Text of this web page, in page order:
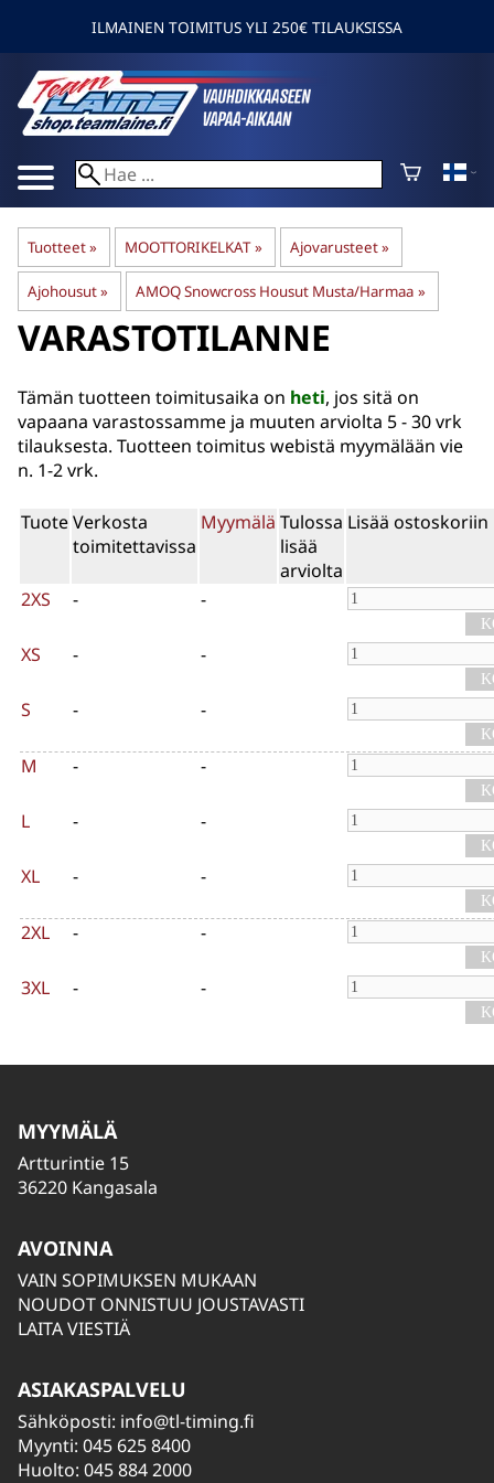
ILMAINEN TOIMITUS YLI 250€ TILAUKSISSA
Tuotteet‪» MOOTTORIKELKAT ‪» Ajovarusteet‪»
Ajohousut‪» AMOQ Snowcross Housut Musta/Harmaa ‪»
VARASTOTILANNE
Tämän tuotteen toimitusaika on heti, jos sitä on
vapaana varastossamme ja muuten arviolta 5 - 30 vrk
tilauksesta. Tuotteen toimitus webistä myymälään vie
n. 1-2 vrk.
TuoteVerkosta
toimitettavissa
Myymälä Tulossa
lisää
arviolta
Lisää ostoskoriin
2XS - -
XS - -
S - -
M - -
L - -
XL - -
2XL - -
3XL - -
MYYMÄLÄ
Artturintie 15
36220 Kangasala
AVOINNA
VAIN SOPIMUKSEN MUKAAN
NOUDOT ONNISTUU JOUSTAVASTI
LAITA VIESTIÄ
ASIAKASPALVELU
Sähköposti: info@tl-timing.fi
Myynti: 045 625 8400
Huolto: 045 884 2000